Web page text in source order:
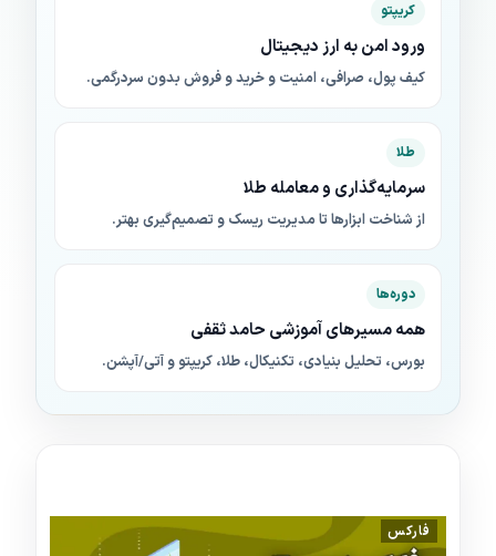
کریپتو
ورود امن به ارز دیجیتال
کیف پول، صرافی، امنیت و خرید و فروش بدون سردرگمی.
طلا
سرمایه‌گذاری و معامله طلا
از شناخت ابزارها تا مدیریت ریسک و تصمیم‌گیری بهتر.
دوره‌ها
همه مسیرهای آموزشی حامد ثقفی
بورس، تحلیل بنیادی، تکنیکال، طلا، کریپتو و آتی/آپشن.
فارکس